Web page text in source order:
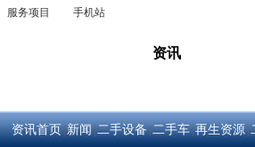
服务项目 手机站
资讯
资讯首页| 新闻| 二手设备| 二手车| 再生资源|